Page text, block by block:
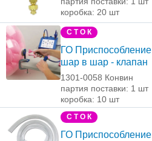
коробка: 20 шт
С Т О К
ГО Приспособление
шар в шар - клапан
1301-0058 Конвин
партия поставки: 1 шт
коробка: 10 шт
С Т О К
ГО Приспособление